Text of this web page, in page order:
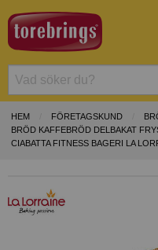
HEM FÖRETAGSKUND
BRÖD KAFFEBRÖD DELBAKAT
CIABATTA FITNESS BAGERI LA